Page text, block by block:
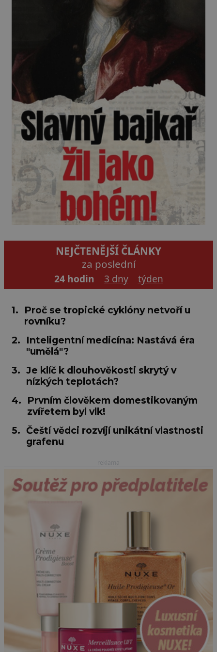
NEJČTENĚJŠÍ ČLÁNKY
za poslední
24 hodin 3 dny týden
1.
Proč se tropické cyklóny netvoří u
rovníku?
2.
Inteligentní medicína: Nastává éra
"umělá"?
3. Je klíč k dlouhověkosti skrytý v
nízkých teplotách?
4.
Prvním člověkem domestikovaným
zvířetem byl vlk!
5. Čeští vědci rozvíjí unikátní vlastnosti
grafenu